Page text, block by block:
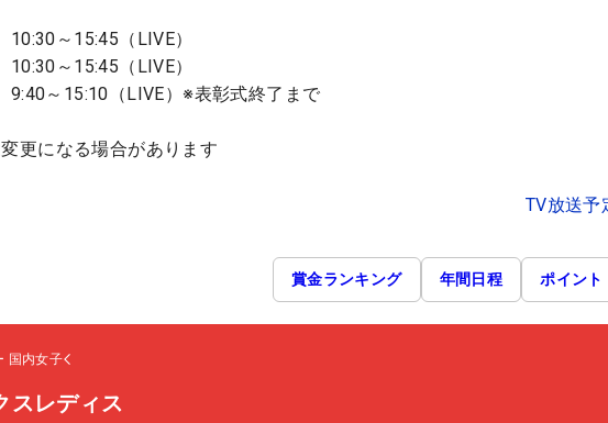
10:30～15:45（LIVE）
10:30～15:45（LIVE）
9:40～15:10（LIVE）※表彰式終了まで
更になる場合があります
TV放送予
賞金ランキング 年間日程 ポイント
国内女子
スレディス